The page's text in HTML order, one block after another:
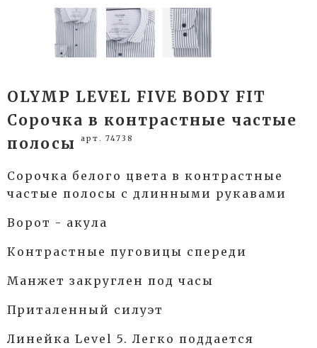
OLYMP LEVEL FIVE BODY FIT
Сорочка в контрастные частые
полосы
арт. 74738
Сорочка белого цвета в контрастные
частые полосы с длинными рукавами
Ворот - акула
Контрастные пуговицы спереди
Манжет закруглен под часы
Приталенный силуэт
Линейка Level 5. Легко поддается